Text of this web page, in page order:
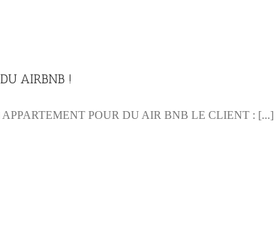
AIRBNB !
POUR DU AIR BNB LE CLIENT : [...]